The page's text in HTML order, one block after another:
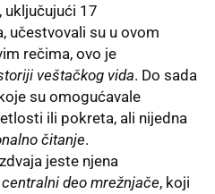
uključujući 17
učestvovali su u ovom
rečima, ovo je
veštačkog vida. Do sada
su omogućavale
ili pokreta, ali nijedna
čitanje.
jeste njena
deo mrežnjače, koji